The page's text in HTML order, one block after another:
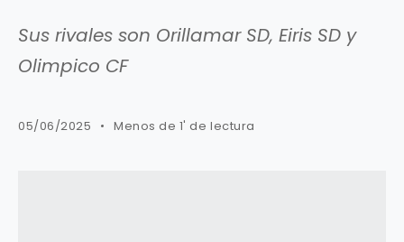
Sus rivales son Orillamar SD, Eiris SD y
Olimpico CF
05/06/2025 Menos de 1' de lectura